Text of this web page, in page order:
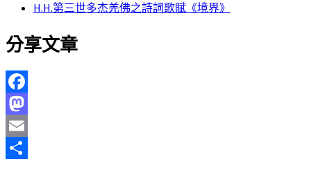
H.H.第三世多杰羌佛之詩詞歌賦《境界》
分享文章
Facebook
Mastodon
Email